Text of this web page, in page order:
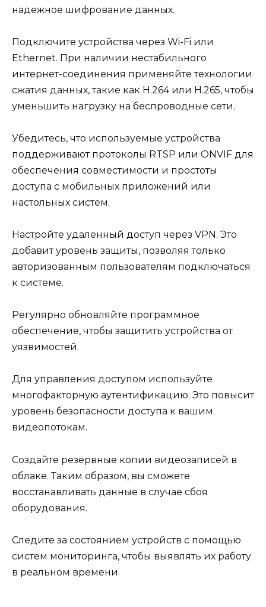
надежное шифрование данных.
Подключите устройства через Wi-Fi или
Ethernet. При наличии нестабильного
интернет-соединения применяйте технологии
сжатия данных, такие как H.264 или H.265, чтобы
уменьшить нагрузку на беспроводные сети.
Убедитесь, что используемые устройства
поддерживают протоколы RTSP или ONVIF для
обеспечения совместимости и простоты
доступа с мобильных приложений или
настольных систем.
Настройте удаленный доступ через VPN. Это
добавит уровень защиты, позволяя только
авторизованным пользователям подключаться
к системе.
Регулярно обновляйте программное
обеспечение, чтобы защитить устройства от
уязвимостей.
Для управления доступом используйте
многофакторную аутентификацию. Это повысит
уровень безопасности доступа к вашим
видеопотокам.
Создайте резервные копии видеозаписей в
облаке. Таким образом, вы сможете
восстанавливать данные в случае сбоя
оборудования.
Следите за состоянием устройств с помощью
систем мониторинга, чтобы выявлять их работу
в реальном времени.